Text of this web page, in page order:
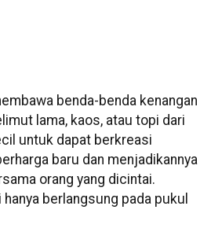
benda-benda kenangan
lama, kaos, atau topi dari
untuk dapat berkreasi
baru dan menjadikannya
orang yang dicintai.
berlangsung pada pukul